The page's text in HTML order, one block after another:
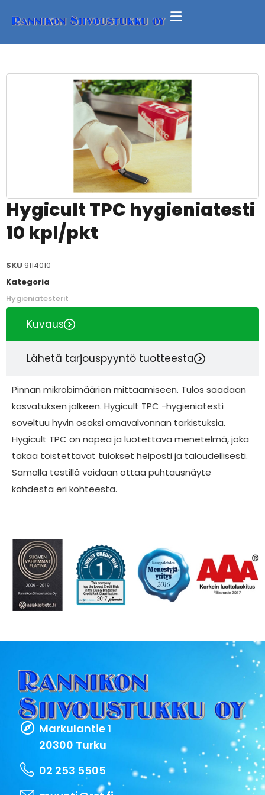
Hygicult TPC hygieniatesti
10 kpl/pkt
SKU 9114010
Kategoria
Hygieniatesterit
Kuvaus
Lähetä tarjouspyyntö tuotteesta
Pinnan mikrobimäärien mittaamiseen. Tulos saadaan
kasvatuksen jälkeen. Hygicult TPC -hygieniatesti
soveltuu hyvin osaksi omavalvonnan tarkistuksia.
Hygicult TPC on nopea ja luotettava menetelmä, joka
takaa toistettavat tulokset helposti ja taloudellisesti.
Samalla testillä voidaan ottaa puhtausnäyte
kahdesta eri kohteesta.
Markulantie 1
20300 Turku
02 253 5505